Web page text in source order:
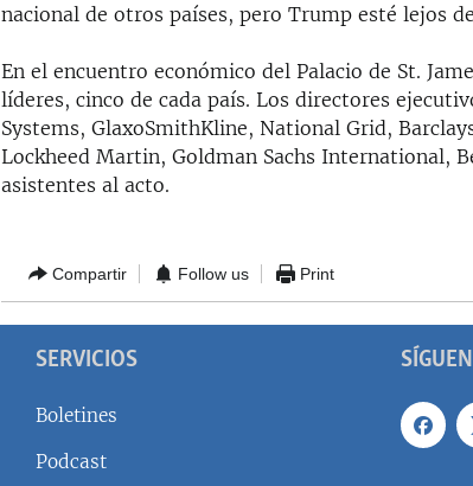
nacional de otros países, pero Trump esté lejos
En el encuentro económico del Palacio de St.
líderes, cinco de cada país. Los directores
Systems, GlaxoSmithKline, National Grid,
Lockheed Martin, Goldman Sachs International,
asistentes al acto.
Compartir Follow us Print
SERVICIOS
Boletines
Podcast